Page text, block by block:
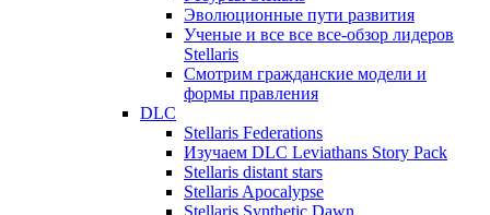
Эволюционные пути развития
Ученые и все все все-обзор лидеров
Stellaris
Смотрим гражданские модели и
формы правления
DLC
Stellaris Federations
Изучаем DLC Leviathans Story Pack
Stellaris distant stars
Stellaris Apocalypse
Stellaris Synthetic Dawn